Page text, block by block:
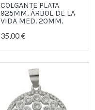
COLGANTE PLATA
925MM. ÁRBOL DE LA
VIDA MED. 20MM.
35,00 €